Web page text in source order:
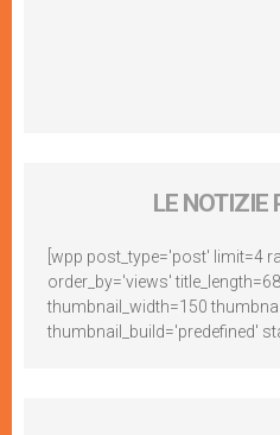
LE NOTIZIE
[wpp post_type='post' limit=4
order_by='views'
thumbnail_width=150
thumbnail_build='predefined'